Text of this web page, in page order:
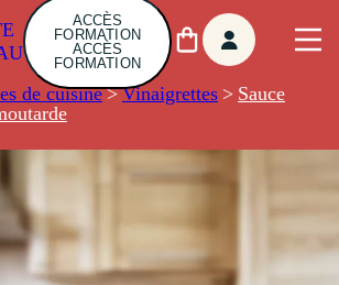
ACCÈS
FORMATION
ACCÈS
FORMATION
de cuisine> Vinaigrettes > Sauce